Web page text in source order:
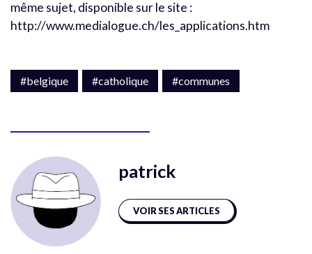
même sujet, disponible sur le site :
http://www.medialogue.ch/les_applications.htm
#belgique #catholique #communes
patrick
VOIR SES ARTICLES